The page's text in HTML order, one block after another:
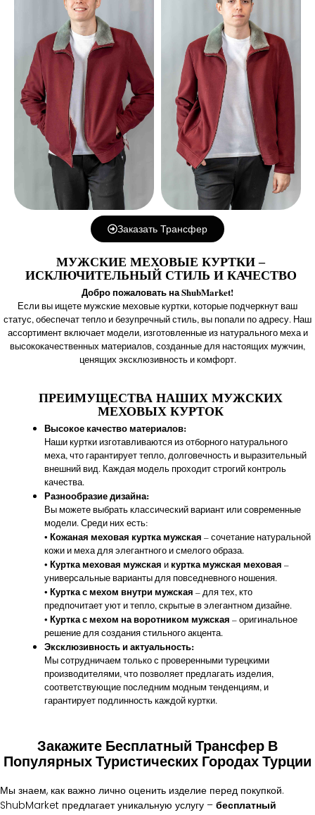
Заказать Трансфер
МУЖСКИЕ МЕХОВЫЕ КУРТКИ –
ИСКЛЮЧИТЕЛЬНЫЙ СТИЛЬ И КАЧЕСТВО
Добро пожаловать на ShubMarket!
Если вы ищете мужские меховые куртки, которые подчеркнут ваш
статус, обеспечат тепло и безупречный стиль, вы попали по адресу. Наш
ассортимент включает модели, изготовленные из натурального меха и
высококачественных материалов, созданные для настоящих мужчин,
ценящих эксклюзивность и комфорт.
ПРЕИМУЩЕСТВА НАШИХ МУЖСКИХ
МЕХОВЫХ КУРТОК
Высокое качество материалов:
Наши куртки изготавливаются из отборного натурального
меха, что гарантирует тепло, долговечность и выразительный
внешний вид. Каждая модель проходит строгий контроль
качества.
Разнообразие дизайна:
Вы можете выбрать классический вариант или современные
модели. Среди них есть:
• Кожаная меховая куртка мужская – сочетание натуральной
кожи и меха для элегантного и смелого образа.
• Куртка меховая мужская икуртка мужская меховая –
универсальные варианты для повседневного ношения.
• Куртка с мехом внутри мужская – для тех, кто
предпочитает уют и тепло, скрытые в элегантном дизайне.
• Куртка с мехом на воротником мужская – оригинальное
решение для создания стильного акцента.
Эксклюзивность и актуальность:
Мы сотрудничаем только с проверенными турецкими
производителями, что позволяет предлагать изделия,
соответствующие последним модным тенденциям, и
гарантирует подлинность каждой куртки.
Закажите Бесплатный Трансфер В
Популярных Туристических Городах Турции
Мы знаем, как важно лично оценить изделие перед покупкой.
ShubMarket предлагает уникальную услугу – бесплатный